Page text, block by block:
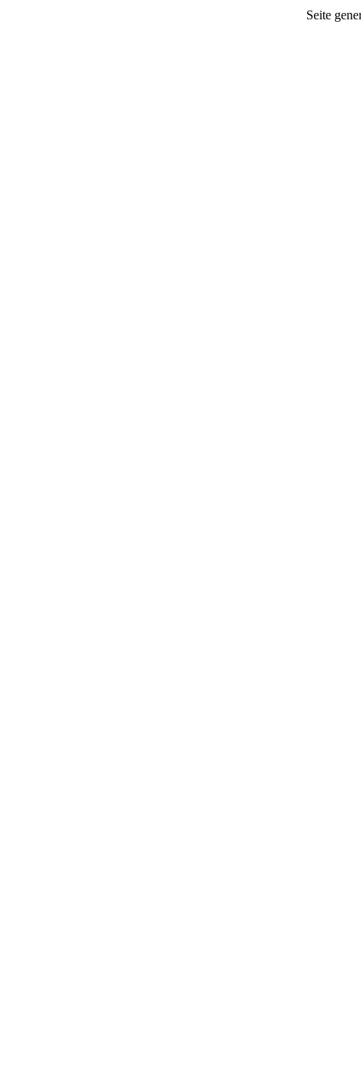
Seite